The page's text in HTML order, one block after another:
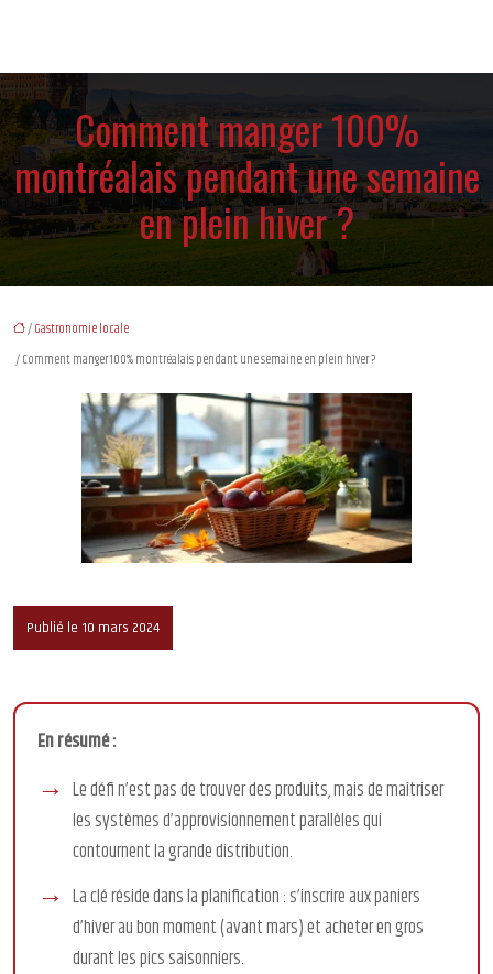
Comment manger 100%
montréalais pendant une semaine
en plein hiver ?
/Gastronomie locale
/ Comment manger 100% montréalais pendant une semaine en plein hiver ?
Publié le 10 mars 2024
En résumé :
Le défi n’est pas de trouver des produits, mais de maîtriser
les systèmes d’approvisionnement parallèles qui
contournent la grande distribution.
La clé réside dans la planification : s’inscrire aux paniers
d’hiver au bon moment (avant mars) et acheter en gros
durant les pics saisonniers.